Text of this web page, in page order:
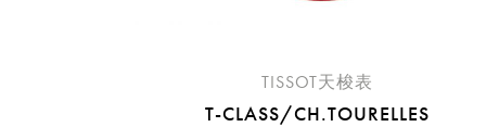
TISSOT天梭表
T-CLASS/CH.TOURELLES